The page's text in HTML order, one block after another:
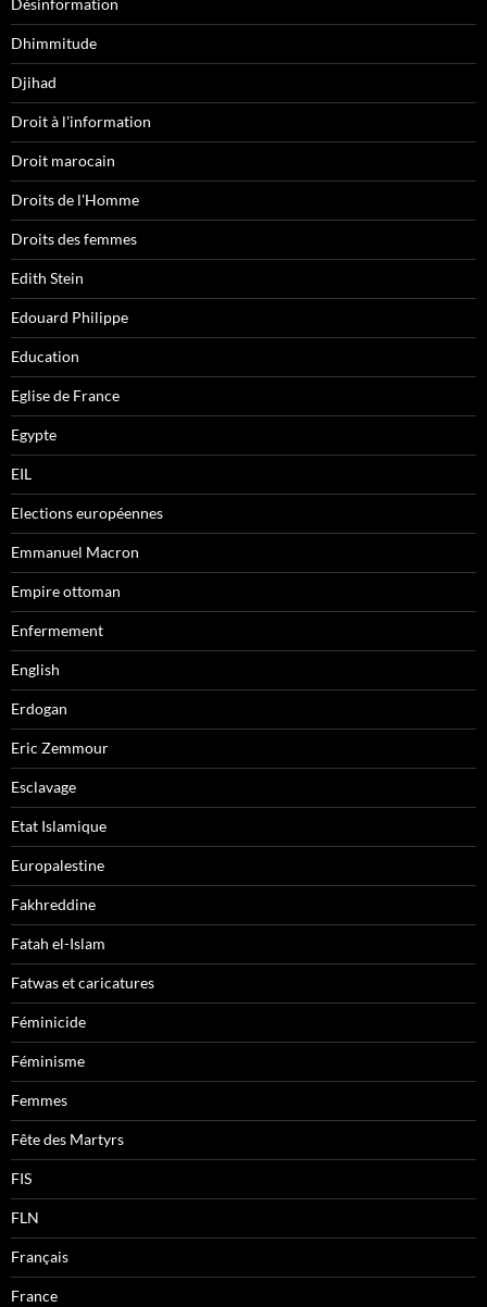
Désinformation
Dhimmitude
Djihad
Droit à l'information
Droit marocain
Droits de l'Homme
Droits des femmes
Edith Stein
Edouard Philippe
Education
Eglise de France
Egypte
EIL
Elections européennes
Emmanuel Macron
Empire ottoman
Enfermement
English
Erdogan
Eric Zemmour
Esclavage
Etat Islamique
Europalestine
Fakhreddine
Fatah el-Islam
Fatwas et caricatures
Féminicide
Féminisme
Femmes
Fête des Martyrs
FIS
FLN
Français
France